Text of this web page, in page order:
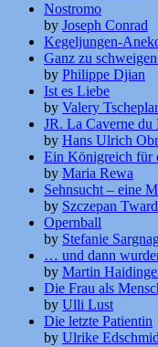
Nostromo
by Joseph Conrad
Kegeljungen-
Ganz zu
by Philippe Djian
Ist es Liebe
by Valery
JR. La Caverne du
by Hans Ulrich
Ein Königreich für
by Maria Rewa
Sehnsucht – eine
by Szczepan
Opernball
by Stefanie
… und dann
by Martin
Die Frau als
by Ulli Lust
Die letzte Patientin
by Ulrike Edschmid